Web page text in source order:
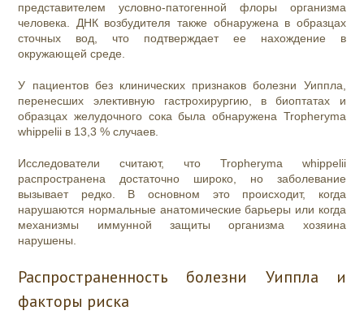
представителем условно-патогенной флоры организма
человека. ДНК возбудителя также обнаружена в образцах
сточных вод, что подтверждает ее нахождение в
окружающей среде.
У пациентов без клинических признаков болезни Уиппла,
перенесших элективную гастрохирургию, в биоптатах и
образцах желудочного сока была обнаружена Tropheryma
whippelii в 13,3 % случаев.
Исследователи считают, что Tropheryma whippelii
распространена достаточно широко, но заболевание
вызывает редко. В основном это происходит, когда
нарушаются нормальные анатомические барьеры или когда
механизмы иммунной защиты организма хозяина
нарушены.
Распространенность болезни Уиппла и
факторы риска